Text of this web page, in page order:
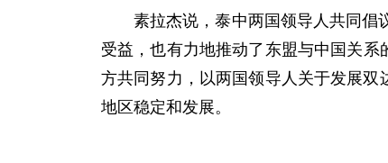
素拉杰说，泰中两国领导人共同倡议
受益，也有力地推动了东盟与中国关
方共同努力，以两国领导人关于发展
地区稳定和发展。